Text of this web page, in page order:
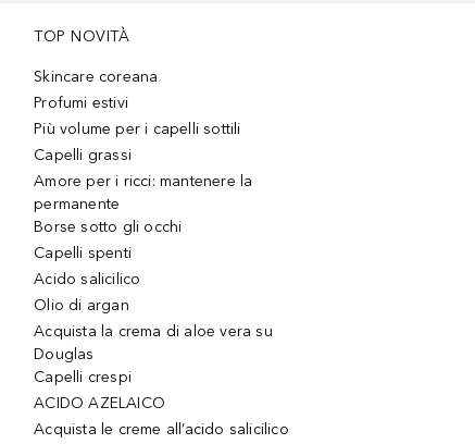
TOP NOVITÀ
Skincare coreana
Profumi estivi
Più volume per i capelli sottili
Capelli grassi
Amore per i ricci: mantenere la
permanente
Borse sotto gli occhi
Capelli spenti
Acido salicilico
Olio di argan
Acquista la crema di aloe vera su
Douglas
Capelli crespi
ACIDO AZELAICO
Acquista le creme all’acido salicilico